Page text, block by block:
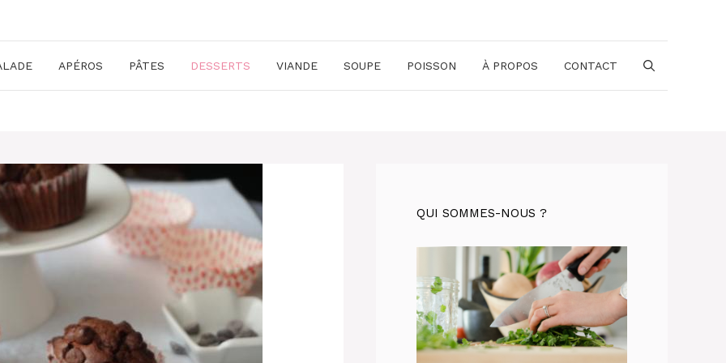
APÉROS PÂTES DESSERTS VIANDE SOUPE POISSON À PROPOS CONTACT
QUI SOMMES-NOUS ?